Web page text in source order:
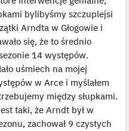
bylibyśmy szczuplejsi
Arndta w Głogowie i
się, że to średnio
14 występów.
uśmiech na mojej
w Arce i myślałem
między słupkami.
taki, że Arndt był w
zachował 9 czystych